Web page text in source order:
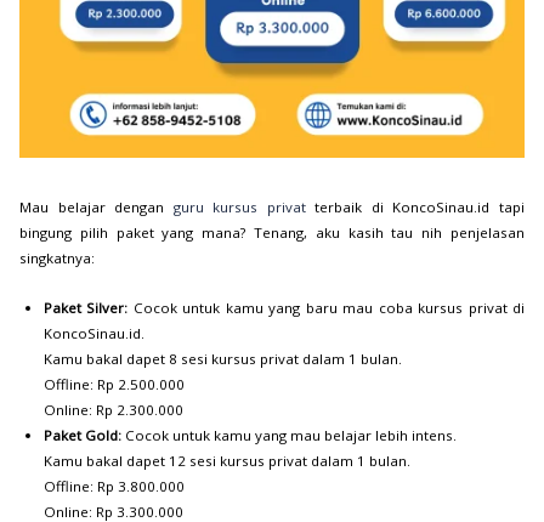
Mau belajar dengan guru kursus privatterbaik di KoncoSinau.id tapi
bingung pilih paket yang mana? Tenang, aku kasih tau nih penjelasan
singkatnya:
Paket Silver: Cocok untuk kamu yang baru mau coba kursus privat di
KoncoSinau.id.
Kamu bakal dapet 8 sesi kursus privat dalam 1 bulan.
Offline: Rp 2.500.000
Online: Rp 2.300.000
Paket Gold: Cocok untuk kamu yang mau belajar lebih intens.
Kamu bakal dapet 12 sesi kursus privat dalam 1 bulan.
Offline: Rp 3.800.000
Online: Rp 3.300.000